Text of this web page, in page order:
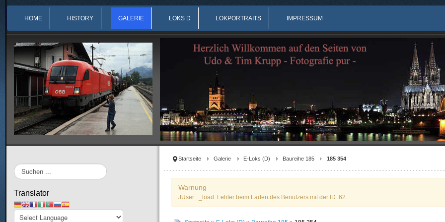
HOME HISTORY GALERIE LOKS D LOKPORTRAITS IMPRESSUM
Startseite Galerie E-Loks (D) Baureihe 185 185 354
Warnung
JUser: :_load: Fehler beim Laden des Benutzers mit der ID: 62
Suchen
...
Translator